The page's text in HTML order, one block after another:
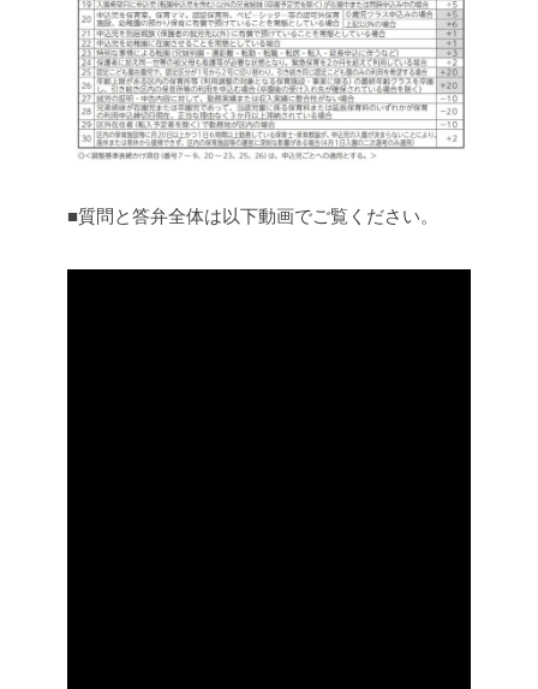
■質問と答弁全体は以下動画でご覧ください。